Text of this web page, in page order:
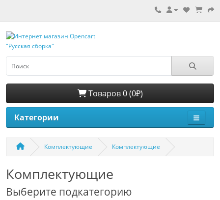
Товаров 0 (0₽)
Категории
Комплектующие Комплектующие
Комплектующие
Выберите подкатегорию